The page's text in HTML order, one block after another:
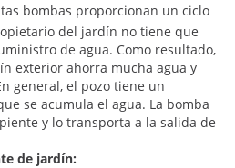
bombas proporcionan un ciclo
del jardín no tiene que
de agua. Como resultado,
exterior ahorra mucha agua y
general, el pozo tiene un
se acumula el agua. La bomba
y lo transporta a la salida de
de jardín: